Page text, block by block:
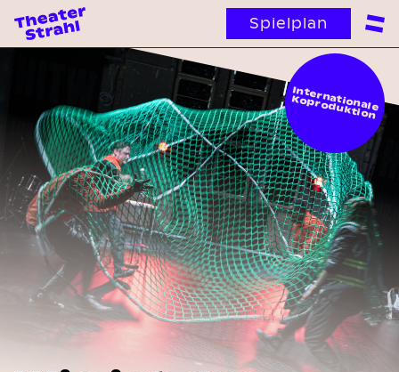
Spielplan
Internationale
Koproduktion